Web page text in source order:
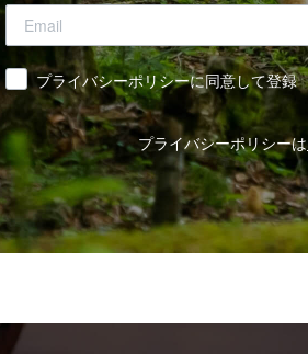
同意プライバシーポリシーに同意して登録
プライバシーポリシーは